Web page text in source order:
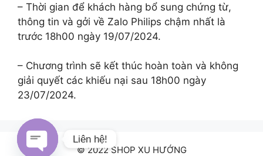
– Thời gian để khách hàng bổ sung chứng từ,
thông tin và gởi về Zalo Philips chậm nhất là
trước 18h00 ngày 19/07/2024.
– Chương trình sẽ kết thúc hoàn toàn và không
giải quyết các khiếu nại sau 18h00 ngày
23/07/2024.
© 2022 SHOP XU HƯỚNG
Liên hệ!